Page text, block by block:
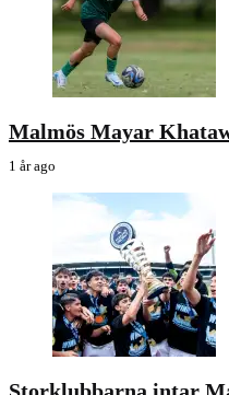
Malmös Mayar
1 år ago